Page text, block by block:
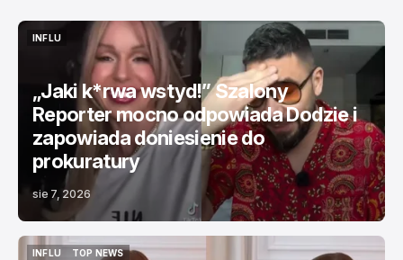
INFLU
„Jaki k*rwa wstyd!” Szalony
Reporter mocno odpowiada Dodzie i
zapowiada doniesienie do
prokuratury
sie 7, 2026
INFLU
TOP NEWS